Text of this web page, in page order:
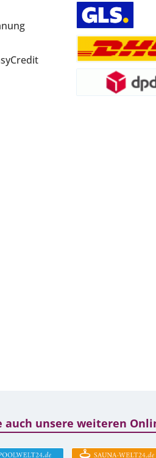
auch unsere weiteren